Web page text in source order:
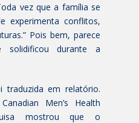
vez que a família se
experimenta conflitos,
Pois bem, parece
solidificou durante a
traduzida em relatório.
Men’s Health
mostrou que o